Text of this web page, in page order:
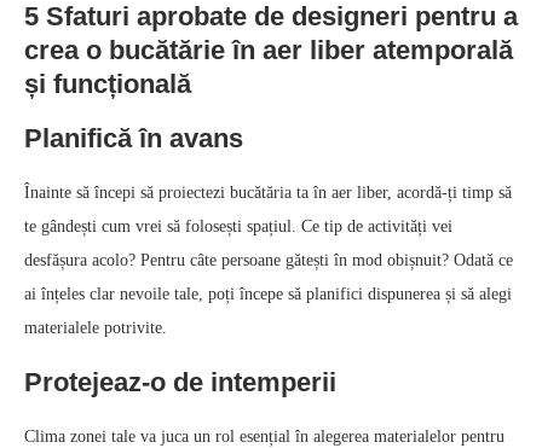
5 Sfaturi aprobate de designeri pentru a
crea o bucătărie în aer liber atemporală
și funcțională
Planifică în avans
Înainte să începi să proiectezi bucătăria ta în aer liber, acordă-ți timp să
te gândești cum vrei să folosești spațiul. Ce tip de activități vei
desfășura acolo? Pentru câte persoane gătești în mod obișnuit? Odată ce
ai înțeles clar nevoile tale, poți începe să planifici dispunerea și să alegi
materialele potrivite.
Protejeaz‑o de intemperii
Clima zonei tale va juca un rol esențial în alegerea materialelor pentru